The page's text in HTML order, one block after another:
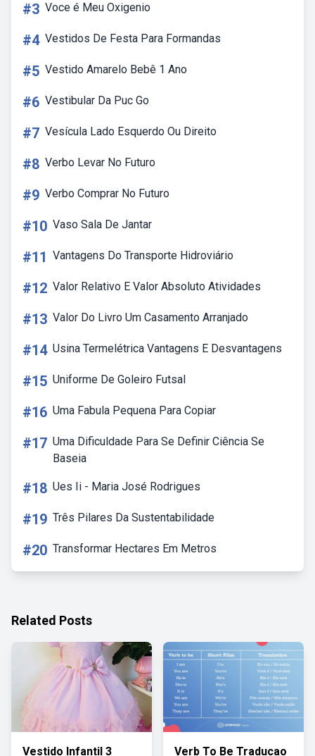
#3 Voce é Meu Oxigenio
#4 Vestidos De Festa Para Formandas
#5 Vestido Amarelo Bebê 1 Ano
#6 Vestibular Da Puc Go
#7 Vesícula Lado Esquerdo Ou Direito
#8 Verbo Levar No Futuro
#9 Verbo Comprar No Futuro
#10 Vaso Sala De Jantar
#11 Vantagens Do Transporte Hidroviário
#12 Valor Relativo E Valor Absoluto Atividades
#13 Valor Do Livro Um Casamento Arranjado
#14 Usina Termelétrica Vantagens E Desvantagens
#15 Uniforme De Goleiro Futsal
#16 Uma Fabula Pequena Para Copiar
#17 Uma Dificuldade Para Se Definir Ciência Se
Baseia
#18 Ues Ii - Maria José Rodrigues
#19 Três Pilares Da Sustentabilidade
#20 Transformar Hectares Em Metros
Related Posts
Vestido Infantil 3 Verb To Be Traducao